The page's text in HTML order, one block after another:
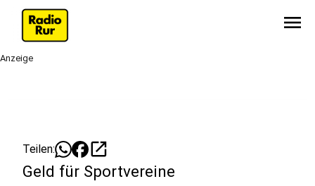
menu
Anzeige
Teilen: open_in_new
Geld für Sportvereine